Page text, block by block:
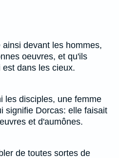
devant les hommes,
oeuvres, et qu'ils
dans les cieux.
les disciples, une femme
signifie Dorcas: elle faisait
et d'aumônes.
de toutes sortes de